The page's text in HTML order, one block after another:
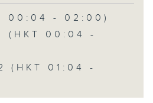
00:04 - 02:00)
(HKT 00:04 -
(HKT 01:04 -